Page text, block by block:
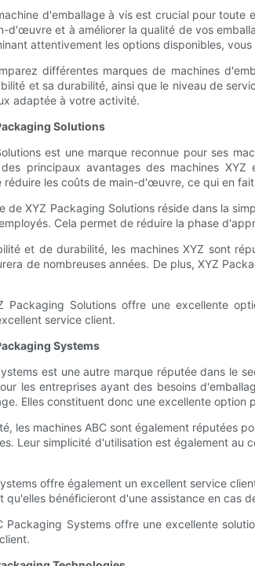
d'emballage à vis est crucial pour
d'œuvre et à améliorer la qualité de vos
attentivement les options disponibles,
différentes marques de machines
et sa durabilité, ainsi que le niveau de
adaptée à votre activité.
Solutions
est une marque reconnue pour ses
principaux avantages des machines
les coûts de main-d'œuvre, ce qui en
de XYZ Packaging Solutions réside dans la
Cela permet de réduire la phase
et de durabilité, les machines XYZ sont
de nombreuses années. De plus, XYZ
Packaging Solutions offre une excellente
service client.
Systems
est une autre marque réputée dans le
les entreprises ayant des besoins
Elles constituent donc une excellente
les machines ABC sont également réputées
Leur simplicité d'utilisation est également
offre également un excellent service
qu'elles bénéficieront d'une assistance en cas
Packaging Systems offre une excellente